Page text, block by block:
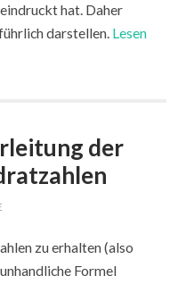
hat. Daher
darstellen. Lesen
der
zu erhalten (also
Formel